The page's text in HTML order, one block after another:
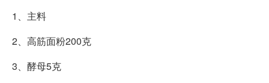
1、主料
2、高筋面粉200克
3、酵母5克